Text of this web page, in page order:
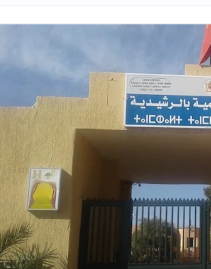
إعلان يهم الأساتذة المتعاقدين بمديرية الرشيدية